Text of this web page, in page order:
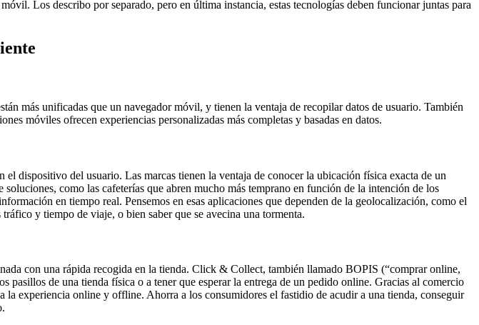
Los describo por separado, pero en última instancia, estas tecnologías deben funcionar juntas para
más unificadas que un navegador móvil, y tienen la ventaja de recopilar datos de usuario. También
móviles ofrecen experiencias personalizadas más completas y basadas en datos.
dispositivo del usuario. Las marcas tienen la ventaja de conocer la ubicación física exacta de un
como las cafeterías que abren mucho más temprano en función de la intención de los
en tiempo real. Pensemos en esas aplicaciones que dependen de la geolocalización, como el
y tiempo de viaje, o bien saber que se avecina una tormenta.
con una rápida recogida en la tienda. Click & Collect, también llamado BOPIS (“comprar online,
de una tienda física o a tener que esperar la entrega de un pedido online. Gracias al comercio
experiencia online y offline. Ahorra a los consumidores el fastidio de acudir a una tienda, conseguir